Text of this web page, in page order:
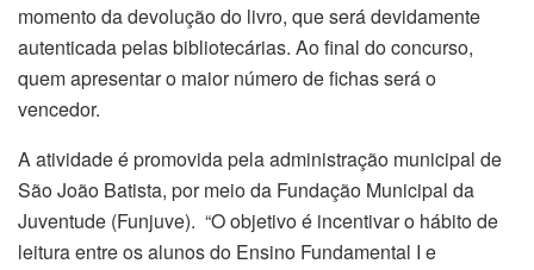
momento da devolução do livro, que será devidamente
autenticada pelas bibliotecárias. Ao final do concurso,
quem apresentar o maior número de fichas será o
vencedor.
A atividade é promovida pela administração municipal de
São João Batista, por meio da Fundação Municipal da
Juventude (Funjuve). “O objetivo é incentivar o hábito de
leitura entre os alunos do Ensino Fundamental I e